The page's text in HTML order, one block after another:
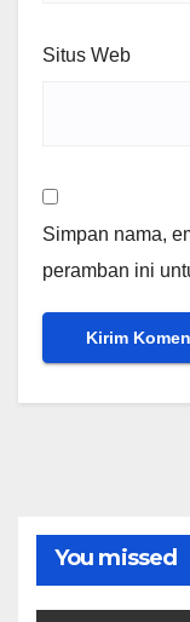
Situs Web
Simpan nama,
peramban ini
You missed